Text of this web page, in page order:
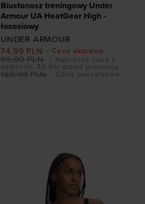
Biustonosz treningowy Under
Armour UA HeatGear High -
łososiowy
UNDER ARMOUR
- Cena aktualna
74,99 PLN
- Cena początkowa
189,99 PLN
99,99 PLN
- Najniższa cena z
ostatnich 30 dni przed promocją